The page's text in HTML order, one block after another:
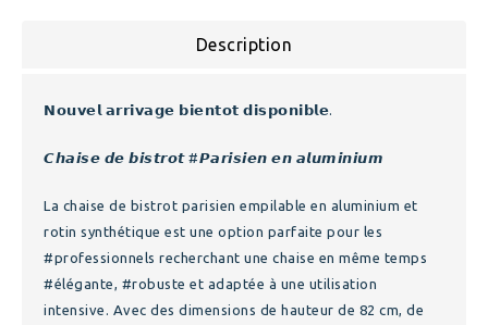
Description
𝗡𝗼𝘂𝘃𝗲𝗹 𝗮𝗿𝗿𝗶𝘃𝗮𝗴𝗲 𝗯𝗶𝗲𝗻𝘁𝗼𝘁 𝗱𝗶𝘀𝗽𝗼𝗻𝗶𝗯𝗹𝗲.
𝘾𝙝𝙖𝙞𝙨𝙚 𝙙𝙚 𝙗𝙞𝙨𝙩𝙧𝙤𝙩 #𝙋𝙖𝙧𝙞𝙨𝙞𝙚𝙣 𝙚𝙣 𝙖𝙡𝙪𝙢𝙞𝙣𝙞𝙪𝙢
La chaise de bistrot parisien empilable en aluminium et
rotin synthétique est une option parfaite pour les
#professionnels recherchant une chaise en même temps
#élégante, #robuste et adaptée à une utilisation
intensive. Avec des dimensions de hauteur de 82 cm, de